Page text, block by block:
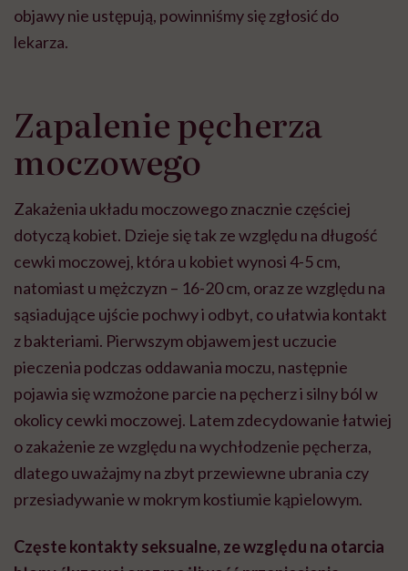
objawy nie ustępują, powinniśmy się zgłosić do
lekarza.
Zapalenie pęcherza
moczowego
Zakażenia układu moczowego znacznie częściej
dotyczą kobiet. Dzieje się tak ze względu na długość
cewki moczowej, która u kobiet wynosi 4-5 cm,
natomiast u mężczyzn – 16-20 cm, oraz ze względu na
sąsiadujące ujście pochwy i odbyt, co ułatwia kontakt
z bakteriami. Pierwszym objawem jest uczucie
pieczenia podczas oddawania moczu, następnie
pojawia się wzmożone parcie na pęcherz i silny ból w
okolicy cewki moczowej. Latem zdecydowanie łatwiej
o zakażenie ze względu na wychłodzenie pęcherza,
dlatego uważajmy na zbyt przewiewne ubrania czy
przesiadywanie w mokrym kostiumie kąpielowym.
Częste kontakty seksualne, ze względu na otarcia